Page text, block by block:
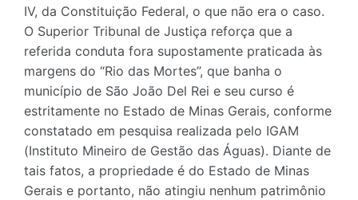
IV, da Constituição Federal, o que não era o caso.
O Superior Tribunal de Justiça reforça que a
referida conduta fora supostamente praticada às
margens do “Rio das Mortes”, que banha o
município de São João Del Rei e seu curso é
estritamente no Estado de Minas Gerais, conforme
constatado em pesquisa realizada pelo IGAM
(Instituto Mineiro de Gestão das Águas). Diante de
tais fatos, a propriedade é do Estado de Minas
Gerais e portanto, não atingiu nenhum patrimônio